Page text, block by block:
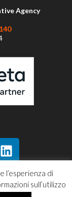
Agency
RSS
l’esperienza di
sull’utilizzo